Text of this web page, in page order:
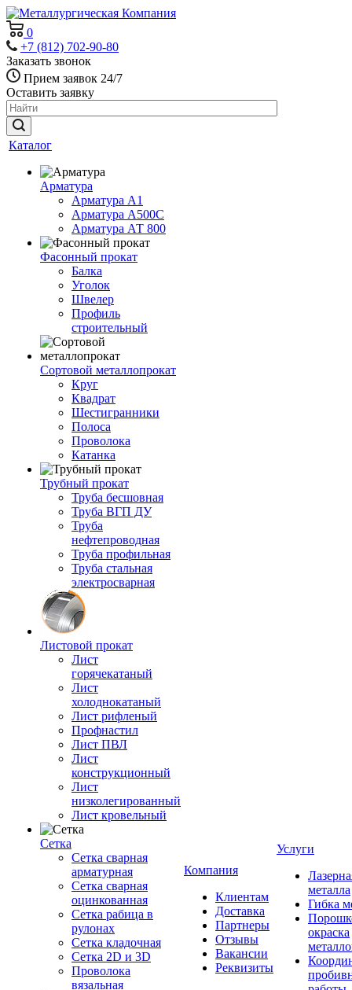
0
+7 (812) 702-90-80
Заказать звонок
Прием заявок 24/7
Оставить заявку
Каталог
Арматура
Арматура А1
Арматура А500С
Арматура АТ 800
Фасонный прокат
Балка
Уголок
Швелер
Профиль
строительный
Сортовой металлопрокат
Круг
Квадрат
Шестигранники
Полоса
Проволока
Катанка
Трубный прокат
Труба бесшовная
Труба ВГП ДУ
Труба
нефтепроводная
Труба профильная
Труба стальная
электросварная
Листовой прокат
Лист
горячекатаный
Лист
холоднокатаный
Лист рифленый
Профнастил
Лист ПВЛ
Лист
конструкционный
Лист
низколегированный
Лист кровельный
Сетка
Сетка сварная
арматурная
Сетка сварная
оцинкованная
Сетка рабица в
рулонах
Сетка кладочная
Сетка 2D и 3D
Проволока
вязальная
Компания
Клиентам
Доставка
Партнеры
Отзывы
Вакансии
Реквизиты
Услуги
металла
Гибка
окраска